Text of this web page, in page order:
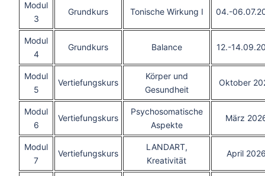
Modul
3
Grundkurs Tonische Wirkung I 04.-
Modul
4
Grundkurs Balance 12.-
Modul
5
Vertiefungskurs
Körper und
Gesundheit
Oktober
Modul
6
Vertiefungskurs
Psychosomatische
Aspekte
März
Modul
7
Vertiefungskurs
LANDART,
Kreativität
April